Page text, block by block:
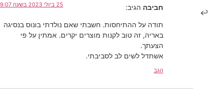
חביבה הגיב: 25 ביולי 2023 בשעה 9:07
תודה על ההתיחסות. חשבתי שאם נולדתי בונוס בנסיגה
באריה, זה טוב לקנות מוצרים יקרים. אמתין על פי
הצעתך.
אשתדל לשים לב לסביבתי.
הגב